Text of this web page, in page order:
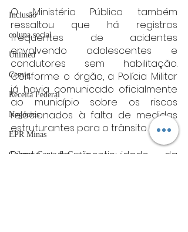
Inclusão
coluna social
Unimed
Cemig
Receita Federal
Negócios
EPR Minas
Coluna: Gente & Gestão
O Ministério Público também
ressaltou que há registros
frequentes de acidentes
envolvendo adolescentes e
condutores sem habilitação.
Conforme o órgão, a Polícia Militar
já havia comunicado oficialmente
ao município sobre os riscos
relacionados à falta de medidas
estruturantes para o trânsito.
Diante da continuidade da